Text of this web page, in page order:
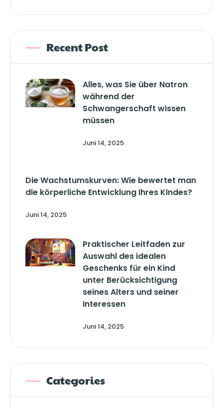
Recent Post
Alles, was Sie über Natron
während der
Schwangerschaft wissen
müssen
Juni 14, 2025
Die Wachstumskurven: Wie bewertet man
die körperliche Entwicklung Ihres Kindes?
Juni 14, 2025
Praktischer Leitfaden zur
Auswahl des idealen
Geschenks für ein Kind
unter Berücksichtigung
seines Alters und seiner
Interessen
Juni 14, 2025
Categories